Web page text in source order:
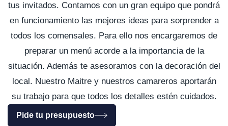
tus invitados. Contamos con un gran equipo que pondrá
en funcionamiento las mejores ideas para sorprender a
todos los comensales. Para ello nos encargaremos de
preparar un menú acorde a la importancia de la
situación. Además te asesoramos con la decoración del
local. Nuestro Maitre y nuestros camareros aportarán
su trabajo para que todos los detalles estén cuidados.
Pide tu presupuesto